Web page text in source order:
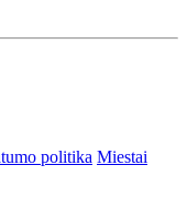
politika Miestai